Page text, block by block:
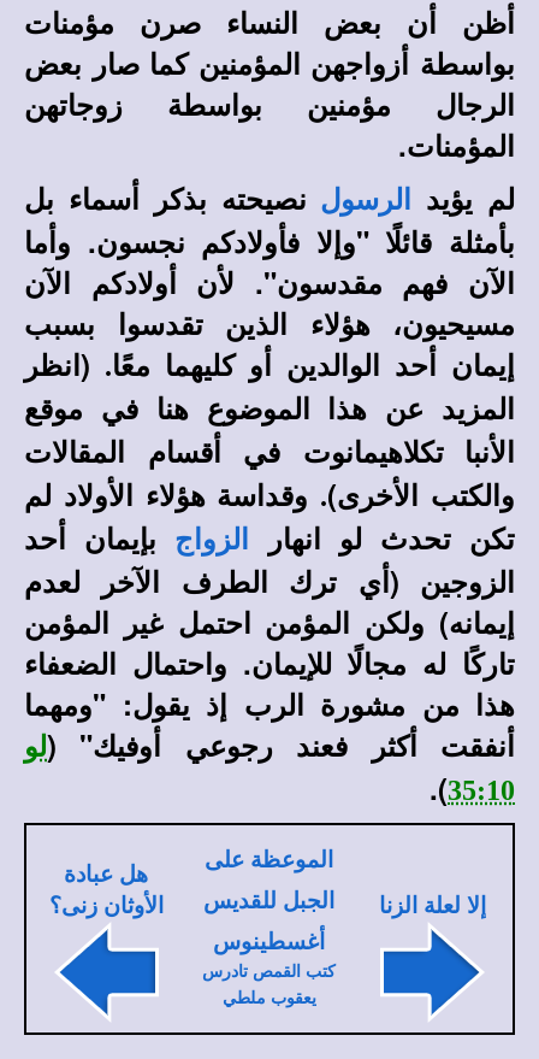
أظن أن بعض النساء صرن مؤمنات
بواسطة أزواجهن المؤمنين كما صار بعض
الرجال مؤمنين بواسطة زوجاتهن
المؤمنات.
لم يؤيد
الرسول نصيحته بذكر أسماء بل
بأمثلة قائلًا "وإلا فأولادكم نجسون. وأما
الآن فهم مقدسون". لأن أولادكم الآن
مسيحيون، هؤلاء الذين تقدسوا بسبب
إيمان أحد الوالدين أو كليهما معًا. (انظر
المزيد عن هذا الموضوع هنا في
موقع
الأنبا تكلاهيمانوت
في أقسام المقالات
والكتب الأخرى). وقداسة هؤلاء الأولاد لم
تكن تحدث لو انهار
الزواج
بإيمان أحد
الزوجين (أي ترك الطرف الآخر لعدم
إيمانه) ولكن المؤمن احتمل غير المؤمن
تاركًا له مجالًا للإيمان. واحتمال الضعفاء
هذا من مشورة الرب إذ يقول: "ومهما
أنفقت أكثر فعند رجوعي أوفيك" (لو
35:10
).
إلا لعلة الزنا
الموعظة على
الجبل للقديس
أغسطينوس
كتب القمص تادرس
يعقوب ملطي
هل عبادة
الأوثان زنى؟